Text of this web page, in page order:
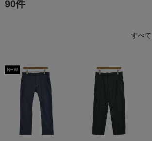
90件
NEW